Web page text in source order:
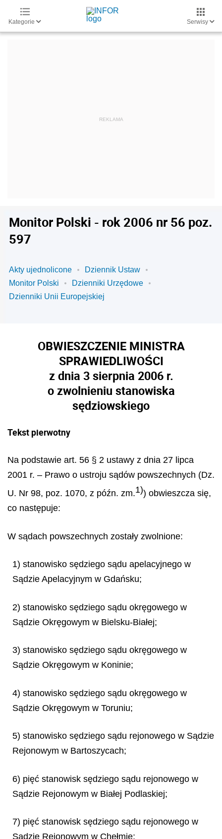
Kategorie Serwisy
Monitor Polski - rok 2006 nr 56 poz.
597
Akty ujednolicone
Dziennik Ustaw
Monitor Polski
Dzienniki Urzędowe
Dzienniki Unii Europejskiej
OBWIESZCZENIE MINISTRA
SPRAWIEDLIWOŚCI
z dnia 3 sierpnia 2006 r.
o zwolnieniu stanowiska
sędziowskiego
Tekst pierwotny
Na podstawie art. 56 § 2 ustawy z dnia 27 lipca
2001 r. – Prawo o ustroju sądów powszechnych (Dz.
U. Nr 98, poz. 1070, z późn. zm.1)) obwieszcza się,
co następuje:
W sądach powszechnych zostały zwolnione:
1) stanowisko sędziego sądu apelacyjnego w
Sądzie Apelacyjnym w Gdańsku;
2) stanowisko sędziego sądu okręgowego w
Sądzie Okręgowym w Bielsku-Białej;
3) stanowisko sędziego sądu okręgowego w
Sądzie Okręgowym w Koninie;
4) stanowisko sędziego sądu okręgowego w
Sądzie Okręgowym w Toruniu;
5) stanowisko sędziego sądu rejonowego w Sądzie
Rejonowym w Bartoszycach;
6) pięć stanowisk sędziego sądu rejonowego w
Sądzie Rejonowym w Białej Podlaskiej;
7) pięć stanowisk sędziego sądu rejonowego w
Sądzie Rejonowym w Chełmie;